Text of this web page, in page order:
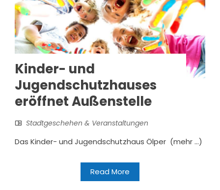
Kinder- und
Jugendschutzhauses
eröffnet Außenstelle
Stadtgeschehen & Veranstaltungen
Das Kinder- und Jugendschutzhaus Ölper (mehr …)
Read More